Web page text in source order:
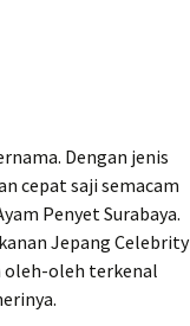
Dengan jenis
cepat saji semacam
Penyet Surabaya.
Jepang Celebrity
oleh-oleh terkenal